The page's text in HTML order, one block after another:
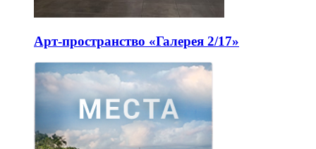
Арт-пространство «Галерея 2/17»